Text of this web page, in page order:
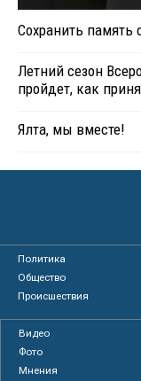
Сохранить память
Летний сезон
пройдет, как
Ялта, мы вместе!
Политика
Общество
Происшествия
Видео
Фото
Мнения